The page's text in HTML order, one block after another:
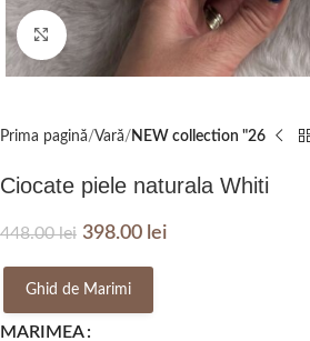
Click to enlarge
Prima pagină Vară NEW collection "26
Ciocate piele naturala Whiti
448.00lei 398.00 lei
Ghid de Marimi
MARIMEA